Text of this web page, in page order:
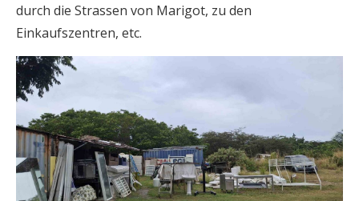
durch die Strassen von Marigot, zu den
Einkaufszentren, etc.